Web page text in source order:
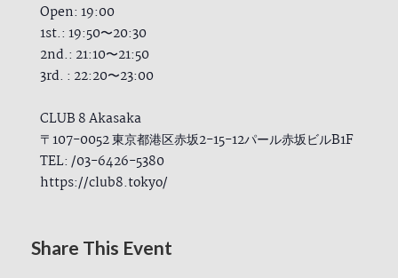
Open: 19:00
1st.: 19:50〜20:30
2nd.: 21:10〜21:50
3rd. : 22:20〜23:00
CLUB 8 Akasaka
〒107-0052 東京都港区赤坂2-15-12パール赤坂ビルB1F
TEL: /03-6426-5380
https://club8.tokyo/
Share This Event